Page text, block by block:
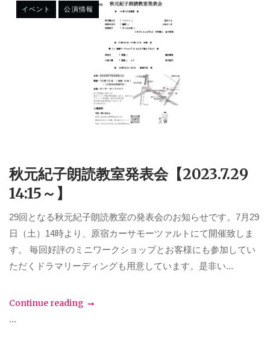
イベント 公演情報
秋元紀子朗読教室発表会【2023.7.29
14:15～】
29回となる秋元紀子朗読教室の発表会のお知らせです。7月29
日（土）14時より、原宿カーサモーツァルトにて開催致しま
す。 毎回好評のミニワークショップとお客様にも参加してい
ただくドラマリーディングも用意しています。是非い...
Continue reading
...